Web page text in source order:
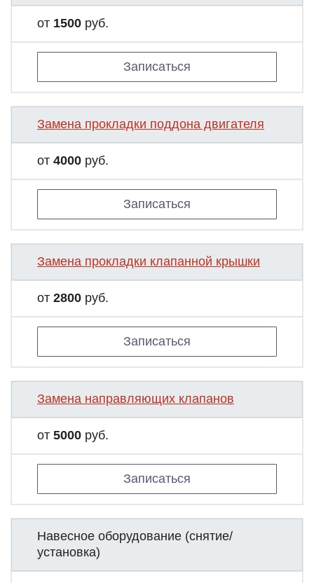
от 1500 руб.
Записаться
Замена прокладки поддона двигателя
от 4000 руб.
Записаться
Замена прокладки клапанной крышки
от 2800 руб.
Записаться
Замена направляющих клапанов
от 5000 руб.
Записаться
Навесное оборудование (снятие/
установка)